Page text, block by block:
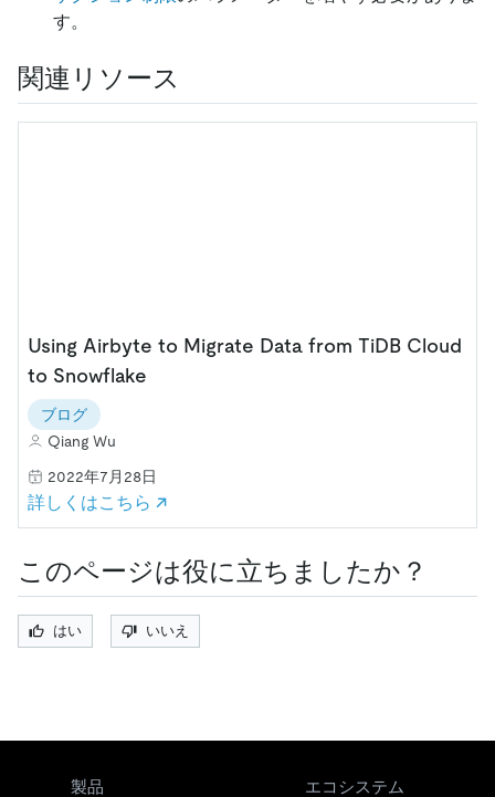
す。
関連リソース
Using Airbyte to Migrate Data from TiDB Cloud
to Snowflake
ブログ
Qiang Wu
2022年7月28日
詳しくはこちら ↗
このページは役に立ちましたか？
はい いいえ
製品 エコシステム